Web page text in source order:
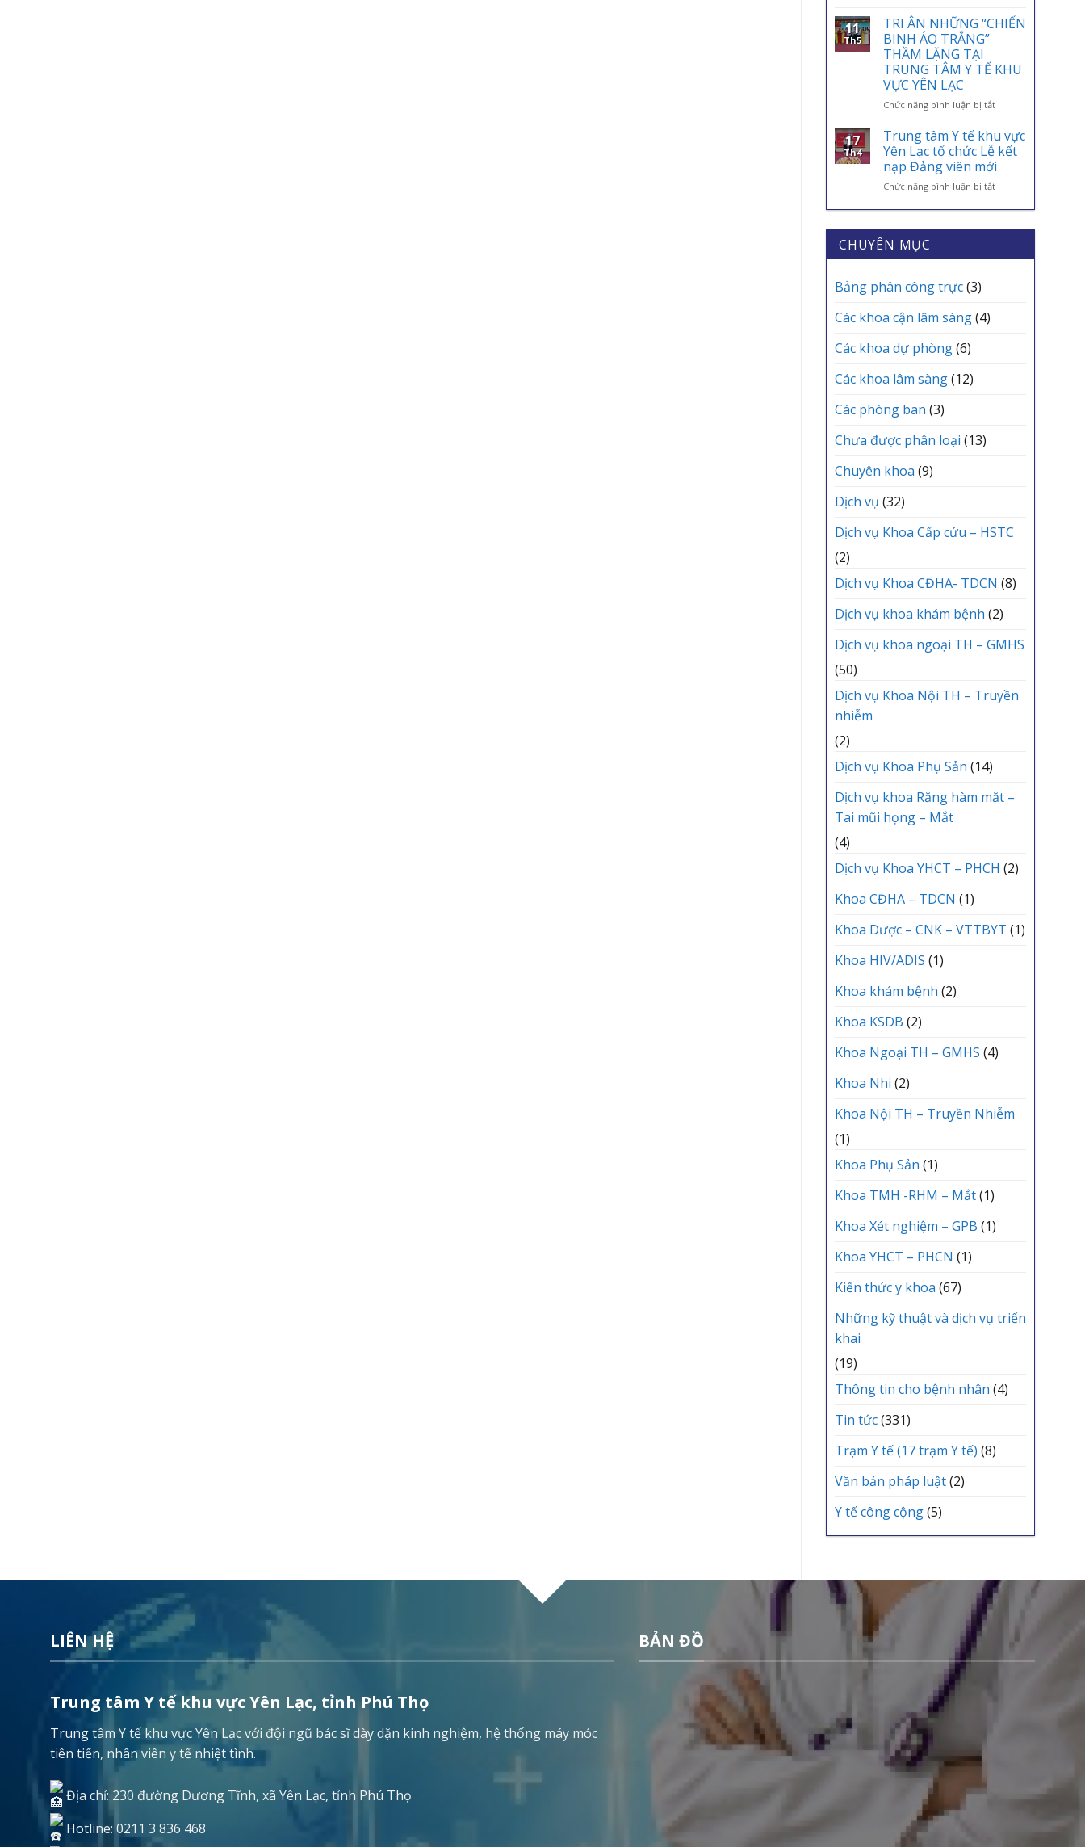
ĐIỂM
TỰA
CHÌA
KHỎE
MỖI
GIA
ĐÌNH
TẾ
VÀO
VNeID
NGHỊ
MÔN
KỲ
TRẠM
Y
TẾ
CÁC
11
Th5
TRI ÂN NHỮNG “CHIẾN
BINH ÁO TRẮNG”
THẦM LẶNG TẠI
TRUNG TÂM Y TẾ KHU
VỰC YÊN LẠC
Chức năng bình luận bị tắtở
ÂN
NHỮNG
“CHIẾN
BINH
ÁO
THẦM
LẶNG
17
Th4
Trung tâm Y tế khu vực
Yên Lạc tổ chức Lễ kết
nạp Đảng viên mới
Chức năng bình luận bị tắtở
tâm
Y
CHUYÊN MỤC
Bảng phân công trực(3)
Các khoa cận lâm sàng(4)
Các khoa dự phòng(6)
Các khoa lâm sàng(12)
Các phòng ban (3)
Chưa được phân loại (13)
Chuyên khoa (9)
Dịch vụ (32)
Dịch vụ Khoa Cấp cứu – HSTC
(2)
Dịch vụ Khoa CĐHA- TDCN (8)
Dịch vụ khoa khám bệnh (2)
Dịch vụ khoa ngoại TH – GMHS
(50)
Dịch vụ Khoa Nội TH – Truyền
nhiễm
(2)
Dịch vụ Khoa Phụ Sản (14)
Dịch vụ khoa Răng hàm măt –
Tai mũi họng – Mắt
(4)
Dịch vụ Khoa YHCT – PHCH (2)
Khoa CĐHA – TDCN (1)
Khoa Dược – CNK – VTTBYT (1)
Khoa HIV/ADIS (1)
Khoa khám bệnh (2)
Khoa KSDB (2)
Khoa Ngoại TH – GMHS (4)
Khoa Nhi (2)
Khoa Nội TH – Truyền Nhiễm
(1)
Khoa Phụ Sản (1)
Khoa TMH -RHM – Mắt(1)
Khoa Xét nghiệm – GPB (1)
Khoa YHCT – PHCN (1)
Kiến thức y khoa (67)
Những kỹ thuật và dịch vụ triển
khai
(19)
Thông tin cho bệnh nhân (4)
Tin tức(331)
Trạm Y tế (17 trạm Y tế) (8)
Văn bản pháp luật(2)
Y tế công cộng(5)
LIÊN HỆ
Trung tâm Y tế khu vực Yên Lạc, tỉnh Phú Thọ
Trung tâm Y tế khu vực Yên Lạc với đội ngũ bác sĩ dày dặn kinh nghiệm, hệ thống máy móc
tiên tiến, nhân viên y tế nhiệt tình.
Địa chỉ: 230 đường Dương Tĩnh, xã Yên Lạc, tỉnh Phú Thọ
Hotline: 0211 3 836 468
BẢN ĐỒ